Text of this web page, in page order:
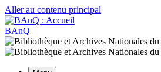
Aller au contenu principal
BAnQ